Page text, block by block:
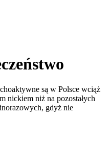
są w Polsce wciąż
nickiem niż na pozostałych
gdyż nie